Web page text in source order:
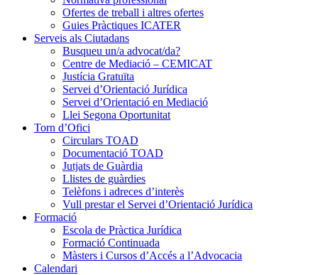
Ofertes de treball i altres ofertes
Guies Pràctiques ICATER
Serveis als Ciutadans
Busqueu un/a advocat/da?
Centre de Mediació – CEMICAT
Justícia Gratuïta
Servei d’Orientació Jurídica
Servei d’Orientació en Mediació
Llei Segona Oportunitat
Torn d’Ofici
Circulars TOAD
Documentació TOAD
Jutjats de Guàrdia
Llistes de guàrdies
Telèfons i adreces d’interès
Vull prestar el Servei d’Orientació Jurídica
Formació
Escola de Pràctica Jurídica
Formació Continuada
Màsters i Cursos d’Accés a l’Advocacia
Calendari